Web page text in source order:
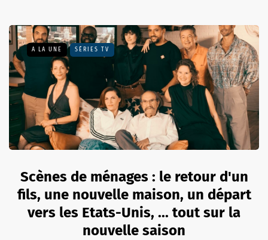
A LA UNE SÉRIES TV
Scènes de ménages : le retour d'un
fils, une nouvelle maison, un départ
vers les Etats-Unis, ... tout sur la
nouvelle saison